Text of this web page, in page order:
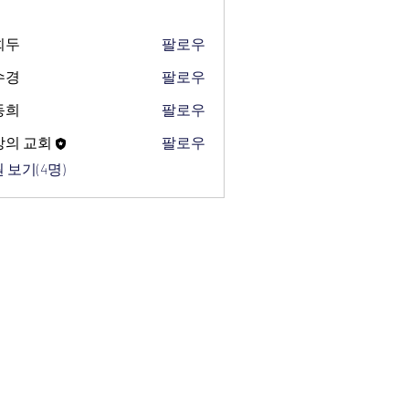
두
팔로우
경
팔로우
희
팔로우
의 교회
팔로우
보기(4명)